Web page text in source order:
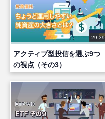
29:39
アクティブ型投信を選ぶ9つ
の視点（その3）